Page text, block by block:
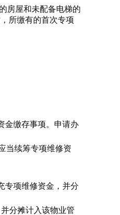
房屋和未配备电梯的
所缴有的首次专项
金缴存事项。申请办
当续筹专项维修资
专项维修资金，并分
分摊计入该物业管